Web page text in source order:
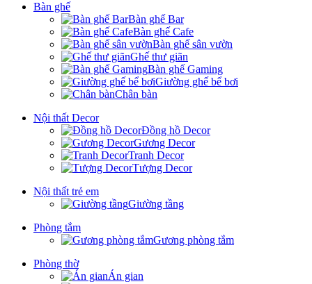
Bàn ghế
Bàn ghế Bar
Bàn ghế Cafe
Bàn ghế sân vườn
Ghế thư giãn
Bàn ghế Gaming
Giường ghế bể bơi
Chân bàn
Nội thất Decor
Đồng hồ Decor
Gương Decor
Tranh Decor
Tượng Decor
Nội thất trẻ em
Giường tầng
Phòng tắm
Gương phòng tắm
Phòng thờ
Án gian